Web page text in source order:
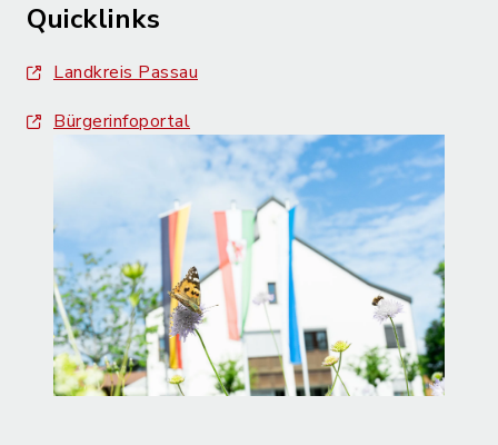
Quicklinks
Landkreis Passau
Bürgerinfoportal